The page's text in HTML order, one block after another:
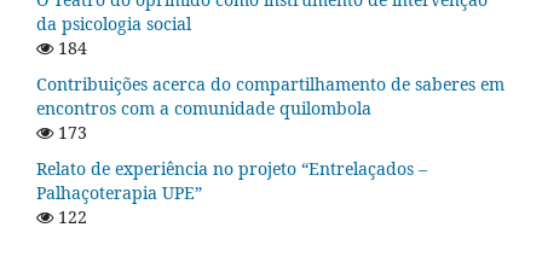
da psicologia social
184
Contribuições acerca do compartilhamento de saberes em
encontros com a comunidade quilombola
173
Relato de experiência no projeto “Entrelaçados –
Palhaçoterapia UPE”
122